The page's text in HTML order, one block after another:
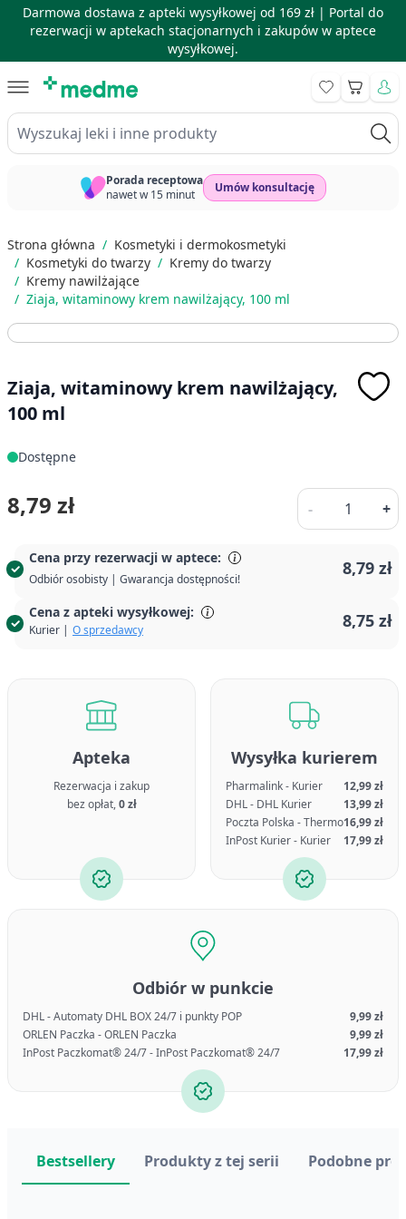
Darmowa dostawa z apteki wysyłkowej od 169 zł | Portal do
rezerwacji w aptekach stacjonarnych i zakupów w aptece
wysyłkowej.
Wyszukaj leki i inne produkty
Koszyk
Porada receptowa
nawet w 15 minut
Umów konsultację
Strona główna / Kosmetyki i dermokosmetyki
/ Kosmetyki do twarzy / Kremy do twarzy
/ Kremy nawilżające
/ Ziaja, witaminowy krem nawilżający, 100 ml
Ziaja, witaminowy krem nawilżający,
100 ml
Dostępne
Cena przy rezerwacji w aptece:
Odbiór osobisty | Gwarancja dostępności!
8,79 zł
Cena z apteki wysyłkowej:
Kurier | O sprzedawcy 8,75 zł
8,79 zł -
Ilość
+
Apteka
Rezerwacja i zakup
bez opłat,0 zł
Wysyłka kurierem
Pharmalink - Kurier
12,99 zł
DHL - DHL Kurier
13,99 zł
Poczta Polska - Thermo16,99 zł
InPost Kurier - Kurier
17,99 zł
Odbiór w punkcie
DHL - Automaty DHL BOX 24/7 i punkty POP
9,99 zł
ORLEN Paczka - ORLEN Paczka
9,99 zł
InPost Paczkomat® 24/7 - InPost Paczkomat® 24/7
17,99 zł
Bestsellery Produkty z tej serii Podobne